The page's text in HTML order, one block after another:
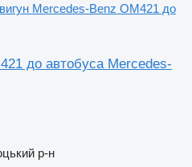
Mercedes-Benz OM421 до
до автобуса Mercedes-
р-н